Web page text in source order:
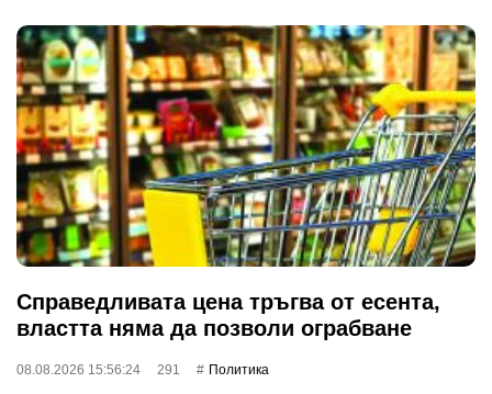
Справедливата цена тръгва от есента,
властта няма да позволи ограбване
08.08.2026 15:56:24 291 Политика